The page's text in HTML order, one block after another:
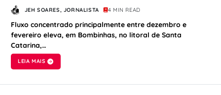
JEH SOARES, JORNALISTA 4 MIN READ
Fluxo concentrado principalmente entre dezembro e
fevereiro eleva, em Bombinhas, no litoral de Santa
Catarina,…
LEIA MAIS